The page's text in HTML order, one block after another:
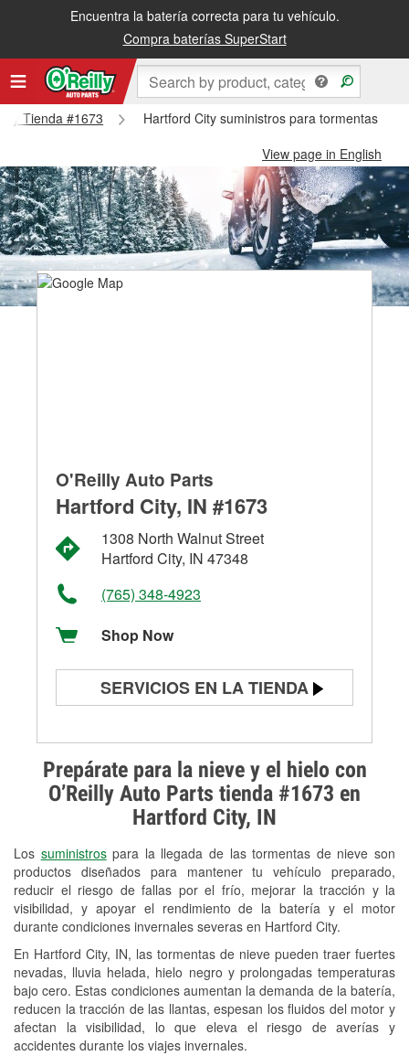
Encuentra la batería correcta para tu vehículo.
Compra baterías SuperStart
Tienda #1673
Hartford City suministros para tormentas de
View page in English
Prepárate para la nieve y el hielo con
O’Reilly Auto Parts tienda #1673 en
Hartford City, IN
Los suministrospara la llegada de las tormentas de nieve son
productos diseñados para mantener tu vehículo preparado,
reducir el riesgo de fallas por el frío, mejorar la tracción y la
visibilidad, y apoyar el rendimiento de la batería y el motor
durante condiciones invernales severas en Hartford City.
En Hartford City, IN, las tormentas de nieve pueden traer fuertes
nevadas, lluvia helada, hielo negro y prolongadas temperaturas
bajo cero. Estas condiciones aumentan la demanda de la batería,
reducen la tracción de las llantas, espesan los fluidos del motor y
afectan la visibilidad, lo que eleva el riesgo de averías y
accidentes durante los viajes invernales.
O'Reilly Auto Parts
Hartford City, IN #1673
1308 North Walnut Street
Hartford City, IN 47348
(765) 348-4923
Shop Now
SERVICIOS EN LA TIENDA
Prueba de alternadores y
arrancadores
Revisión de la luz "Check Engine"
Reciclaje de baterías y aceite
Instalación de bombillas de faros
Instalación de limpiaparabrisas
Programa de Préstamo de
Herramientas
Rectificación de tambores y discos de
freno